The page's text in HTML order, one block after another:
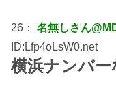
26： 名無しさん
ID:Lfp4oLsW0.net
横浜ナンバ